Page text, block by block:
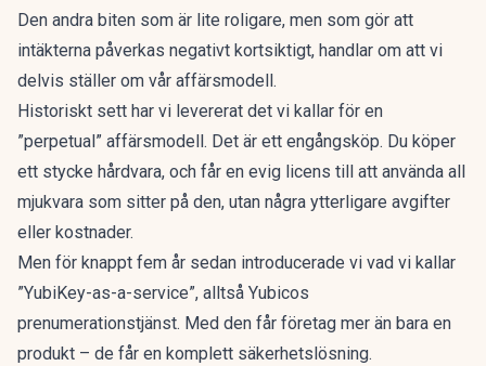
Den andra biten som är lite roligare, men som gör att
intäkterna påverkas negativt kortsiktigt, handlar om att vi
delvis ställer om vår affärsmodell.
Historiskt sett har vi levererat det vi kallar för en
”perpetual” affärsmodell. Det är ett engångsköp. Du köper
ett stycke hårdvara, och får en evig licens till att använda all
mjukvara som sitter på den, utan några ytterligare avgifter
eller kostnader.
Men för knappt fem år sedan introducerade vi vad vi kallar
”YubiKey-as-a-service”, alltså Yubicos
prenumerationstjänst. Med den får företag mer än bara en
produkt – de får en komplett säkerhetslösning.